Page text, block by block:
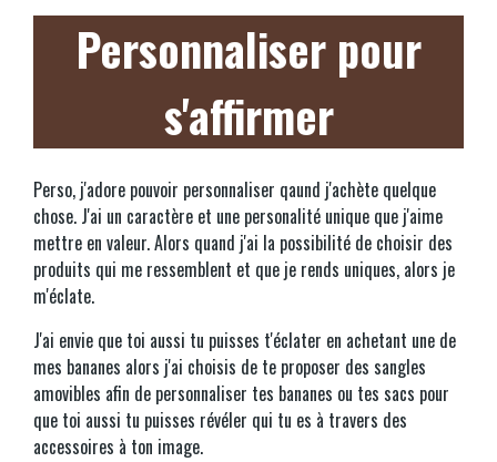
Personnaliser pour
s'affirmer
Perso, j'adore pouvoir personnaliser qaund j'achète quelque
chose. J'ai un caractère et une personalité unique que j'aime
mettre en valeur. Alors quand j'ai la possibilité de choisir des
produits qui me ressemblent et que je rends uniques, alors je
m'éclate.
J'ai envie que toi aussi tu puisses t'éclater en achetant une de
mes bananes alors j'ai choisis de te proposer des sangles
amovibles afin de personnaliser tes bananes ou tes sacs pour
que toi aussi tu puisses révéler qui tu es à travers des
accessoires à ton image.